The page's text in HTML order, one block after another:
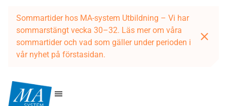
Sommartider hos MA-system Utbildning – Vi har
sommarstängt vecka 30–32. Läs mer om våra
sommartider och vad som gäller under perioden i
vår nyhet på förstasidan.